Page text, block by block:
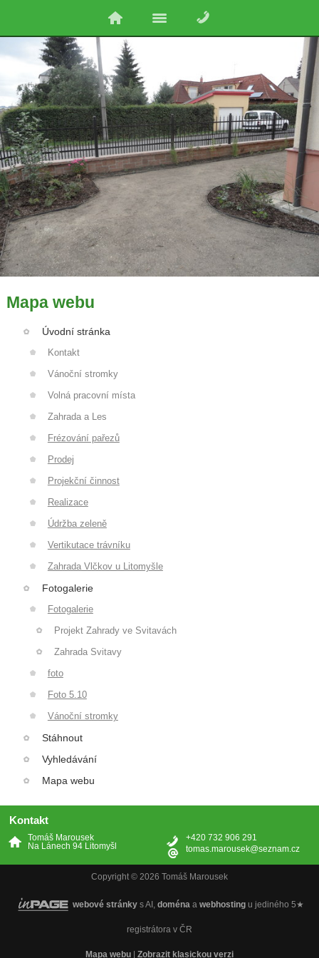
Mapa webu
Úvodní stránka
Kontakt
Vánoční stromky
Volná pracovní místa
Zahrada a Les
Frézování pařezů
Prodej
Projekční činnost
Realizace
Údržba zeleně
Vertikutace trávníku
Zahrada Vlčkov u Litomyšle
Fotogalerie
Fotogalerie
Projekt Zahrady ve Svitavách
Zahrada Svitavy
foto
Foto 5.10
Vánoční stromky
Stáhnout
Vyhledávání
Mapa webu
Kontakt
Tomáš Marousek
Na Lánech 94 Litomyšl
+420 732 906 291
tomas.marousek@seznam.cz
Copyright © 2026 Tomáš Marousek
webové stránky s AI, doména a webhosting u jediného 5★
registrátora v ČR
Mapa webu Zobrazit klasickou verzi